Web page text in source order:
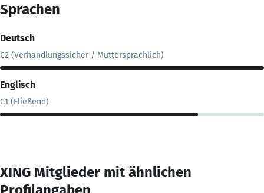
Sprachen
Deutsch
C2 (Verhandlungssicher / Muttersprachlich)
Englisch
C1 (Fließend)
XING Mitglieder mit ähnlichen